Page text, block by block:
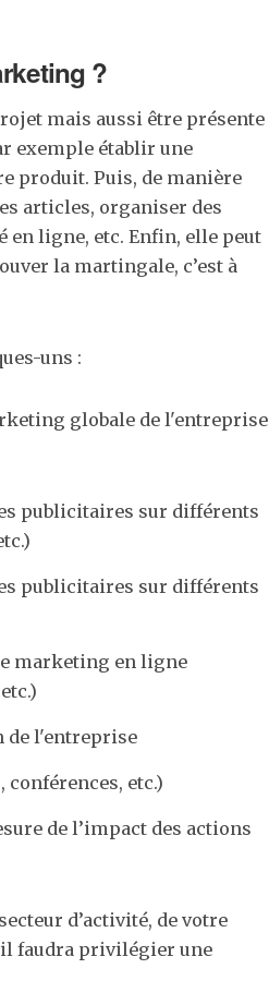
?
mais aussi être présente
exemple établir une
produit. Puis, de manière
articles, organiser des
ligne, etc. Enfin, elle peut
la martingale, c’est à
uns :
globale de l'entreprise
publicitaires sur différents
publicitaires sur différents
marketing en ligne
de l'entreprise
etc.)
de l’impact des actions
d’activité, de votre
faudra privilégier une